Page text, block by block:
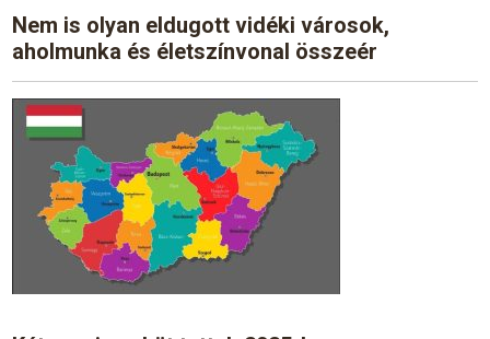
Nem is olyan eldugott vidéki városok,
aholmunka és életszínvonal összeér